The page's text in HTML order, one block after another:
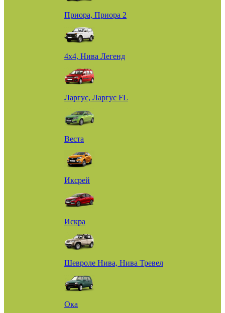
Приора, Приора 2
4х4, Нива Легенд
Ларгус, Ларгус FL
Веста
Иксрей
Искра
Шевроле Нива, Нива Тревел
Ока